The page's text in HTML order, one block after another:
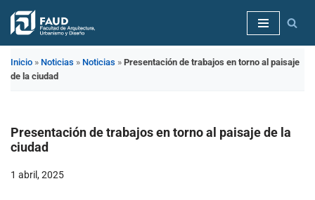
Saltar
contenido
Inicio » Noticias » Noticias » Presentación de trabajos en torno al paisaje
de la ciudad
Presentación de trabajos en torno al paisaje de la
ciudad
1 abril, 2025